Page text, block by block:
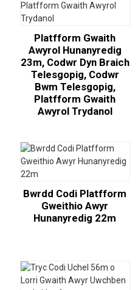
Platfform Gwaith
Awyrol Hunanyredig
23m, Codwr Dyn Braich
Telesgopig, Codwr
Bwm Telesgopig,
Platfform Gwaith
Awyrol Trydanol
Bwrdd Codi Platfform
Gweithio Awyr
Hunanyredig 22m